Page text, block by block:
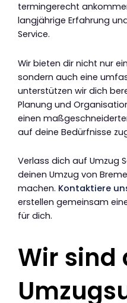
termingerecht
langjährige Erfahrung
Service.
Wir bieten dir nicht nur
sondern auch eine
unterstützen wir dich
Planung und
einen
auf deine Bedürfnisse
Verlass dich auf Umzug
deinen Umzug von
machen. Kontaktiere
erstellen gemeinsam
für dich.
Wir sind